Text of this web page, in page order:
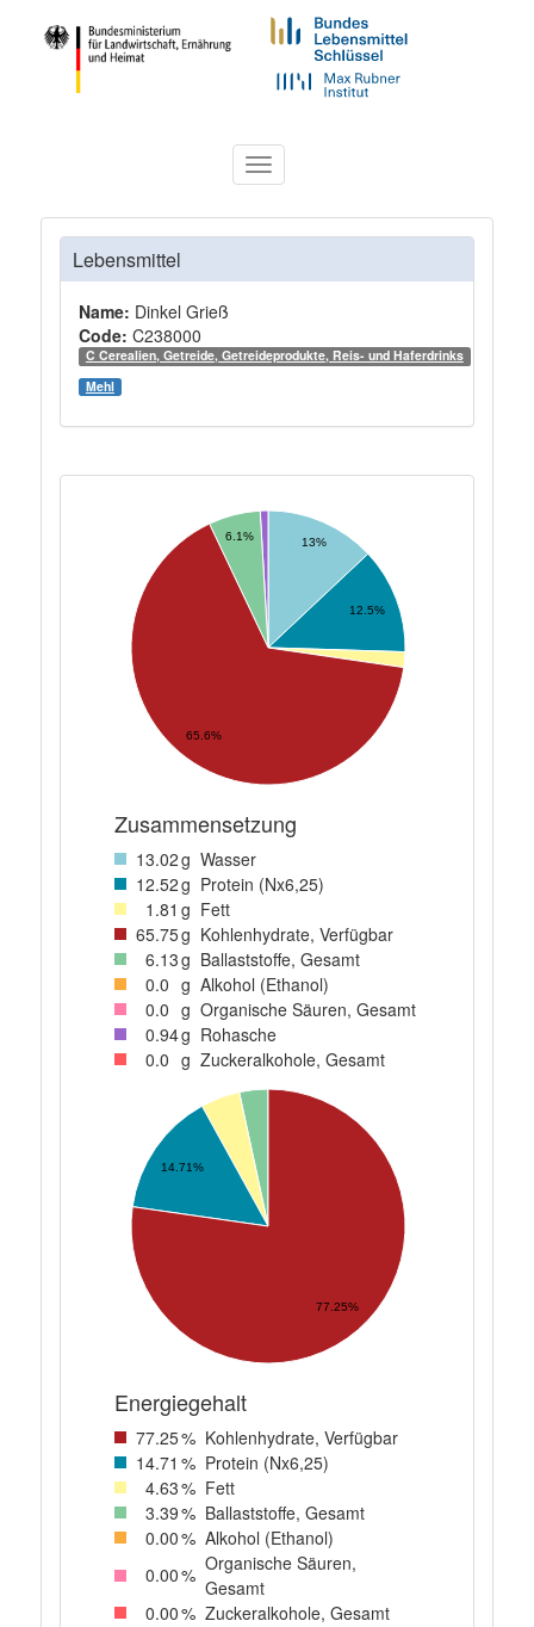
Toggle
navigation
Lebensmittel
Name: Dinkel Grieß
Code: C238000
C Cerealien, Getreide, Getreideprodukte, Reis- und Haferdrinks
Mehl
13%
12.5%
6.1%
65.6%
Zusammensetzung
13.02g Wasser
12.52g Protein (Nx6,25)
1 .81 g Fett
65.75g Kohlenhydrate, Verfügbar
6.13g Ballaststoffe, Gesamt
0.0 g Alkohol (Ethanol)
0.0 g Organische Säuren, Gesamt
0.94g Rohasche
0.0 g Zuckeralkohole, Gesamt
14.71%
77.25%
Energiegehalt
77.25% Kohlenhydrate, Verfügbar
14.71 % Protein (Nx6,25)
4.63% Fett
3.39% Ballaststoffe, Gesamt
0.00% Alkohol (Ethanol)
0.00% Organische Säuren,
Gesamt
0.00% Zuckeralkohole, Gesamt